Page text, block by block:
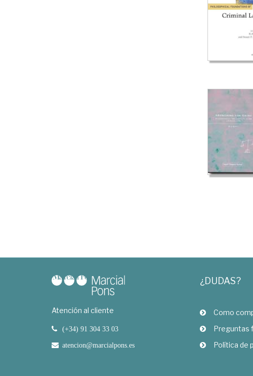
Atención al cliente
(+34) 91 304 33 03
atencion@marcialpons.es
¿DUDAS?
Como
Preguntas
Política de